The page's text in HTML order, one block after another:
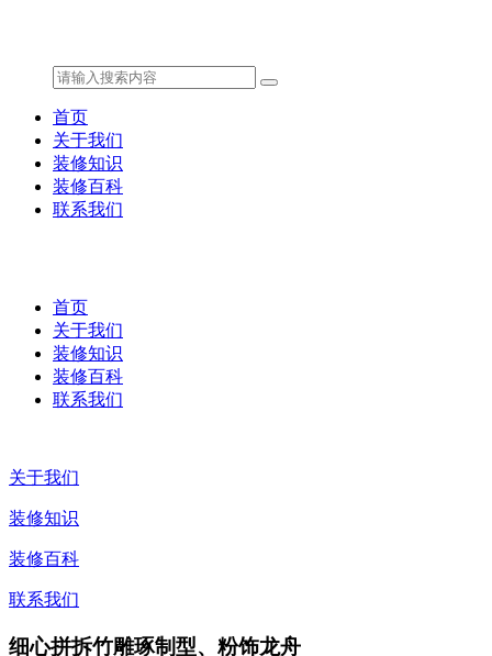
首页
关于我们
装修知识
装修百科
联系我们
首页
关于我们
装修知识
装修百科
联系我们
关于我们
装修知识
装修百科
联系我们
细心拼拆竹雕琢制型、粉饰龙舟